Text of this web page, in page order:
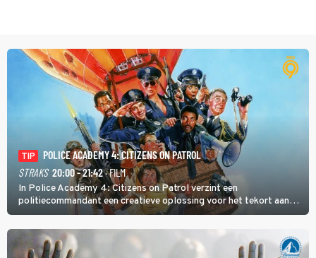
TIP
POLICE ACADEMY 4: CITIZENS ON PATROL
STRAKS 20:00 - 21:42· FILM
In Police Academy 4: Citizens on Patrol verzint een
politiecommandant een creatieve oplossing voor het tekort aan
agenten.